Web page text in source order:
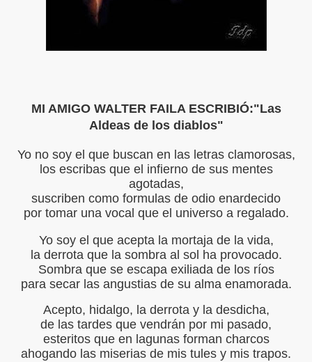
MI AMIGO WALTER FAILA ESCRIBIÓ:"Las
Aldeas de los diablos"
Yo no soy el que buscan en las letras clamorosas,
los escribas que el infierno de sus mentes
agotadas,
suscriben como formulas de odio enardecido
por tomar una vocal que el universo a regalado.
Yo soy el que acepta la mortaja de la vida,
la derrota que la sombra al sol ha provocado.
Sombra que se escapa exiliada de los ríos
para secar las angustias de su alma enamorada.
Acepto, hidalgo, la derrota y la desdicha,
de las tardes que vendrán por mi pasado,
esteritos que en lagunas forman charcos
ahogando las miserias de mis tules y mis trapos.
, DESOLACIÓN Y TRISTEZA
:Paisaje Inevitable
:Silencios de Amor (Inocente Pecado)
Aldeas de los diablos"
Una Mujer sola
Para Vivir
:"Complejidad"
el Sol del Firmamento"